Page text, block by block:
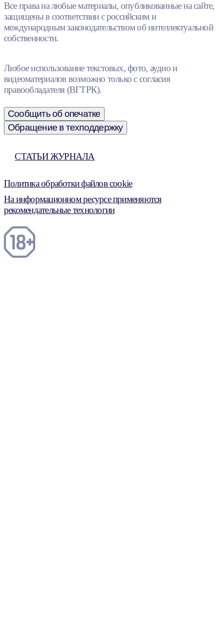
Все права на любые материалы, опубликованные на сайте,
защищены в соответствии с российским и
международным законодательством об интеллектуальной
собственности.
Любое использование текстовых, фото, аудио и
видеоматериалов возможно только с согласия
правообладателя (ВГТРК).
Сообщить об опечатке
Обращение в техподдержку
СТАТЬИ ЖУРНАЛА
Политика обработки файлов cookie
На информационном ресурсе применяются
рекомендательные технологии